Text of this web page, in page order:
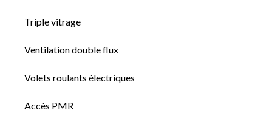
Triple vitrage
Ventilation double flux
Volets roulants électriques
Accès PMR